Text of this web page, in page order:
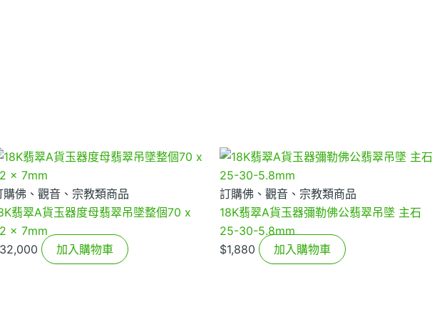
購佛、觀音、宗教類商品
翡翠A貨玉器度母翡翠吊墜整個70 x
x 7mm
32,000 加入購物車
訂購佛、觀音、宗教類商品
18K翡翠A貨玉器彌勒佛公翡翠吊墜 主石
25-30-5.8mm
$1,880 加入購物車